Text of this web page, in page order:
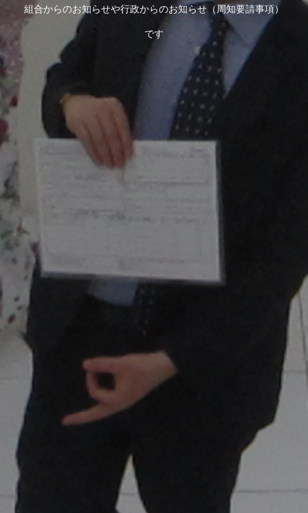
組合からのお知らせや行政からのお知らせ（周知要請事項）
です